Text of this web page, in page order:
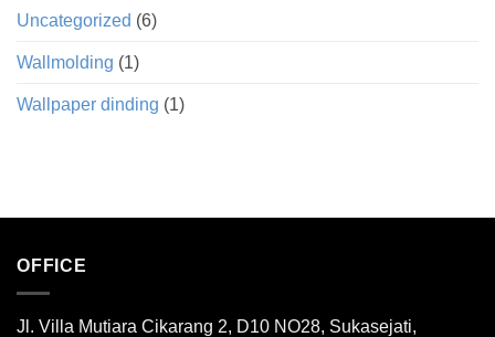
Uncategorized (6)
Wallmolding (1)
Wallpaper dinding (1)
OFFICE
Jl. Villa Mutiara Cikarang 2, D10 NO28, Sukasejati,